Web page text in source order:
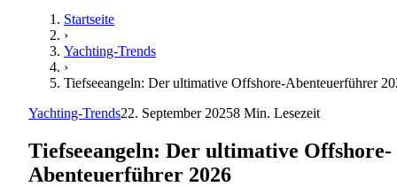
Startseite
›
Yachting-Trends
›
Tiefseeangeln: Der ultimative Offshore-Abenteuerführer
Yachting-Trends22. September 20258 Min. Lesezeit
Tiefseeangeln: Der ultimative Offshore-
Abenteuerführer 2026